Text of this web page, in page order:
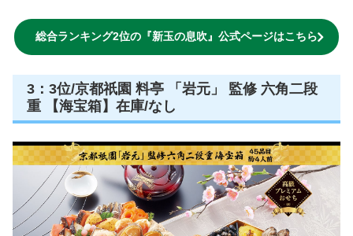
総合ランキング2位の『新玉の息吹』公式ページはこちら
3：3位/京都祇園 料亭 「岩元」 監修 六角二段
重 【海宝箱】在庫/なし